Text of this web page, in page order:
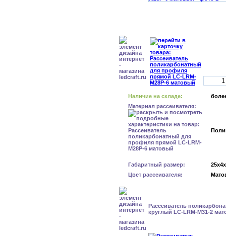
Наличие на складе:
Материал рассеивателя:
Габаритный размер:
Цвет рассеивателя:
Рассеиватель
круглый LC-LRM-M31-2